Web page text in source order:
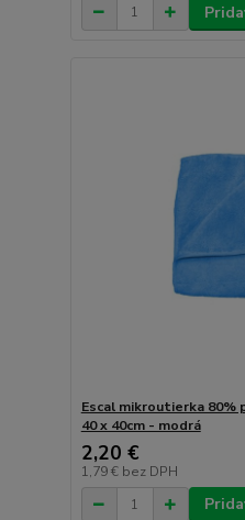
Escal mikroutierka
40 x 40cm - modrá
2,20 €
1,79 € bez DPH